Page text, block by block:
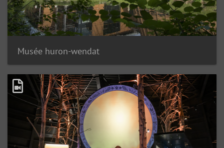
Musée huron-wendat